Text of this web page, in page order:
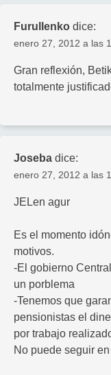
Furullenko dice:
enero 27, 2012 a las
Gran reflexión,
totalmente
Joseba dice:
enero 27, 2012 a las
JELen agur
Es el momento
motivos.
-El gobierno
un porblema
-Tenemos que
pensionistas el
por trabajo
No puede seguir